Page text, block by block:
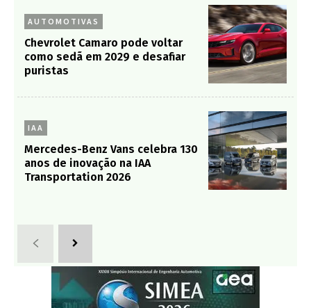
AUTOMOTIVAS
Chevrolet Camaro pode voltar
como sedã em 2029 e desafiar
puristas
IAA
Mercedes-Benz Vans celebra 130
anos de inovação na IAA
Transportation 2026